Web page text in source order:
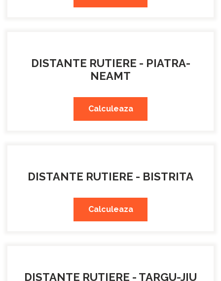
DISTANTE RUTIERE - PIATRA-
NEAMT
Calculeaza
DISTANTE RUTIERE - BISTRITA
Calculeaza
DISTANTE RUTIERE - TARGU-JIU